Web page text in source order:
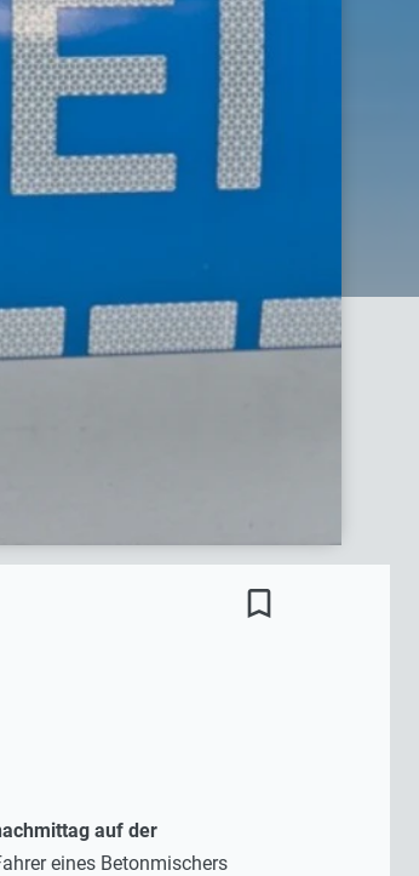
bookmark_border
auf der
eines Betonmischers